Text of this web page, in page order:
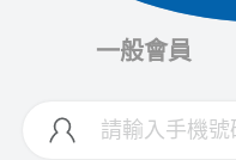
一般會員